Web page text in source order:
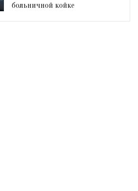
больничной койке